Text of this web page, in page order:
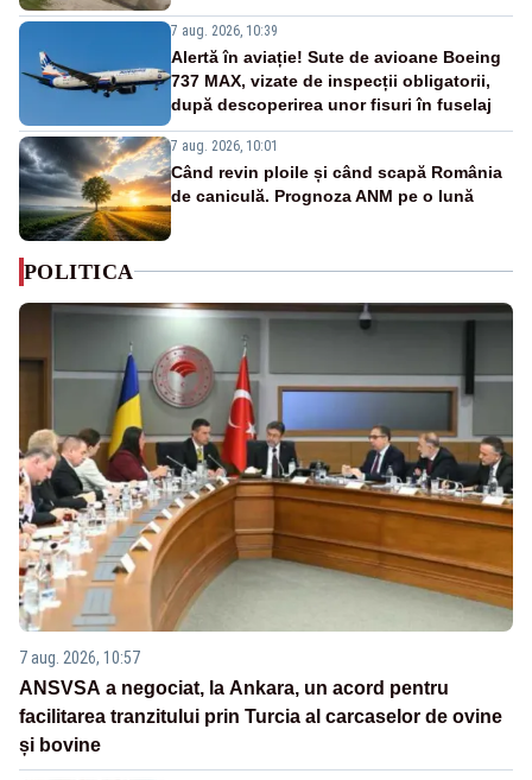
7 aug. 2026, 10:39
Alertă în aviație! Sute de avioane Boeing
737 MAX, vizate de inspecții obligatorii,
după descoperirea unor fisuri în fuselaj
7 aug. 2026, 10:01
Când revin ploile și când scapă România
de caniculă. Prognoza ANM pe o lună
POLITICA
7 aug. 2026, 10:57
ANSVSA a negociat, la Ankara, un acord pentru
facilitarea tranzitului prin Turcia al carcaselor de ovine
și bovine